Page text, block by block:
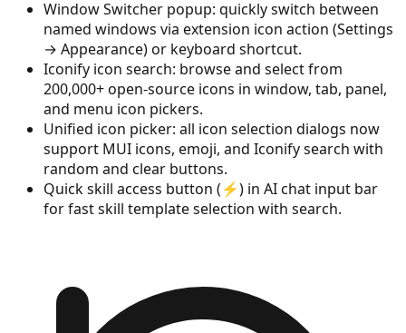
Window Switcher popup: quickly switch between
named windows via extension icon action (Settings
→ Appearance) or keyboard shortcut.
Iconify icon search: browse and select from
200,000+ open-source icons in window, tab, panel,
and menu icon pickers.
Unified icon picker: all icon selection dialogs now
support MUI icons, emoji, and Iconify search with
random and clear buttons.
Quick skill access button (⚡) in AI chat input bar
for fast skill template selection with search.